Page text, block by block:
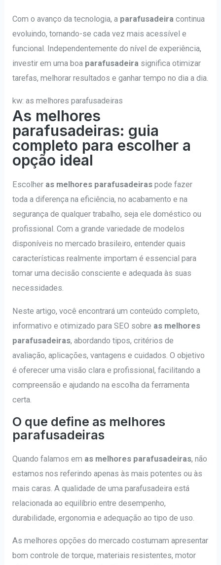
Com o avanço da tecnologia, a parafusadeira continua
evoluindo, tornando-se cada vez mais acessível e
funcional. Independentemente do nível de experiência,
investir em uma boa parafusadeira significa otimizar
tarefas, melhorar resultados e ganhar tempo no dia a dia.
kw: as melhores parafusadeiras
As melhores
parafusadeiras: guia
completo para escolher a
opção ideal
Escolher as melhores parafusadeiras pode fazer
toda a diferença na eficiência, no acabamento e na
segurança de qualquer trabalho, seja ele doméstico ou
profissional. Com a grande variedade de modelos
disponíveis no mercado brasileiro, entender quais
características realmente importam é essencial para
tomar uma decisão consciente e adequada às suas
necessidades.
Neste artigo, você encontrará um conteúdo completo,
informativo e otimizado para SEO sobre as melhores
parafusadeiras, abordando tipos, critérios de
avaliação, aplicações, vantagens e cuidados. O objetivo
é oferecer uma visão clara e profissional, facilitando a
compreensão e ajudando na escolha da ferramenta
certa.
O que define as melhores
parafusadeiras
Quando falamos em as melhores parafusadeiras, não
estamos nos referindo apenas às mais potentes ou às
mais caras. A qualidade de uma parafusadeira está
relacionada ao equilíbrio entre desempenho,
durabilidade, ergonomia e adequação ao tipo de uso.
As melhores opções do mercado costumam apresentar
bom controle de torque, materiais resistentes, motor